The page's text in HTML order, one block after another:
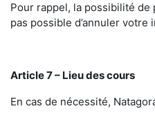
Pour rappel, la possibilité de
pas possible d’annuler votre
Article 7 – Lieu des cours
En cas de nécessité,